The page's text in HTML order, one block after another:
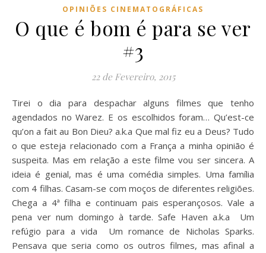
OPINIÕES CINEMATOGRÁFICAS
O que é bom é para se ver
#3
22 de Fevereiro, 2015
Tirei o dia para despachar alguns filmes que tenho
agendados no Warez. E os escolhidos foram… Qu’est-ce
qu’on a fait au Bon Dieu? a.k.a Que mal fiz eu a Deus? Tudo
o que esteja relacionado com a França a minha opinião é
suspeita. Mas em relação a este filme vou ser sincera. A
ideia é genial, mas é uma comédia simples. Uma família
com 4 filhas. Casam-se com moços de diferentes religiões.
Chega a 4ª filha e continuam pais esperançosos. Vale a
pena ver num domingo à tarde. Safe Haven a.k.a Um
refúgio para a vida Um romance de Nicholas Sparks.
Pensava que seria como os outros filmes, mas afinal a